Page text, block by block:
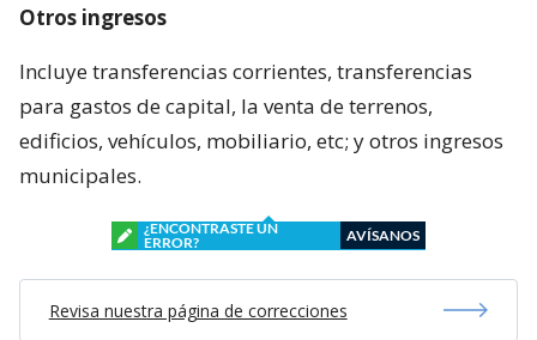
Otros ingresos
Incluye transferencias corrientes, transferencias
para gastos de capital, la venta de terrenos,
edificios, vehículos, mobiliario, etc; y otros ingresos
municipales.
¿ENCONTRASTE UN
ERROR?
AVÍSANOS
Revisa nuestra página de correcciones